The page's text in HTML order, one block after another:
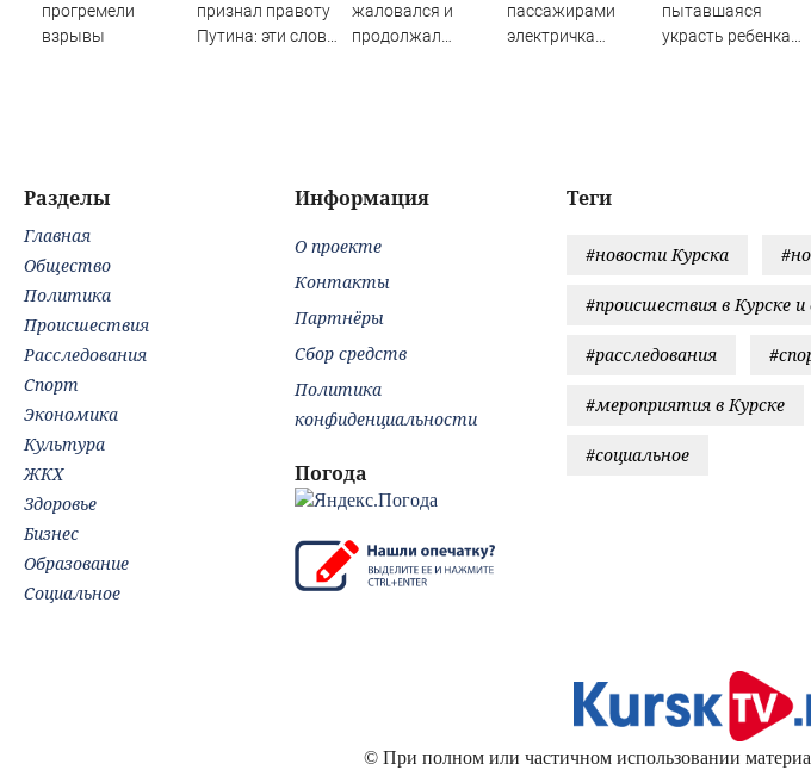
прогремели
взрывы
признал правоту
Путина: эти слова
жаловался и
продолжал
пассажирами
электричка
пытавшаяся
украсть ребенка
Теги
#новости Курска
#происшествия в Курске
#расследования
#мероприятия в Курске
#социальное
Разделы
Главная
Общество
Политика
Происшествия
Расследования
Спорт
Экономика
Культура
ЖКХ
Здоровье
Бизнес
Образование
Социальное
Информация
О проекте
Контакты
Партнёры
Сбор средств
Политика
конфиденциальности
Погода
© При полном или частичном использовании